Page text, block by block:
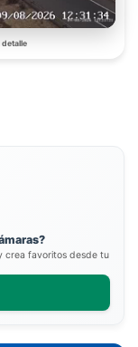
detalle
crea favoritos desde tu